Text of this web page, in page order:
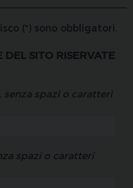
(*) sono obbligatori.
DEL SITO RISERVATE
spazi o caratteri
spazi o caratteri